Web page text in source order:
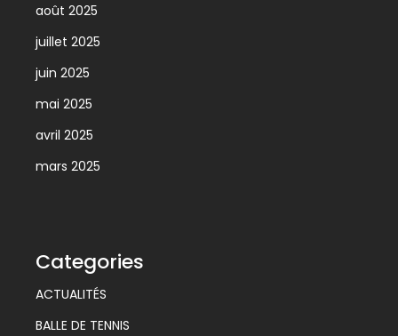
août 2025
juillet 2025
juin 2025
mai 2025
avril 2025
mars 2025
Categories
ACTUALITÉS
BALLE DE TENNIS